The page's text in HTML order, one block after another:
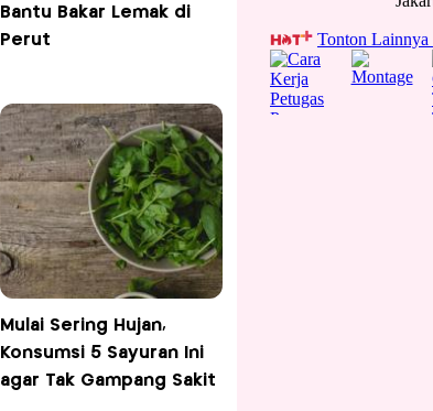
Bantu Bakar Lemak di
Perut
Mulai Sering Hujan,
Konsumsi 5 Sayuran Ini
agar Tak Gampang Sakit